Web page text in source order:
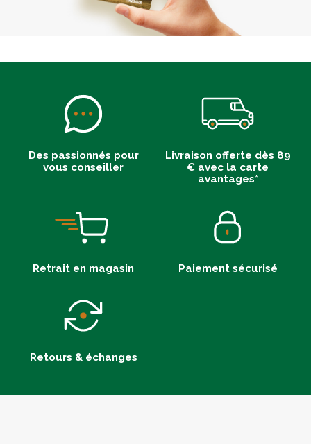
Des passionnés pour
vous conseiller
Livraison offerte dès 89
€ avec la carte
avantages*
Retrait en magasin Paiement sécurisé
Retours & échanges